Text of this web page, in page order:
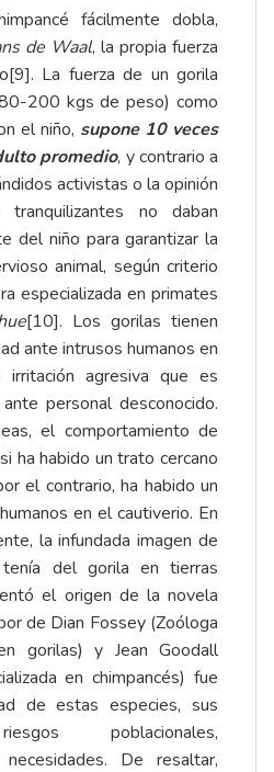
fácilmente dobla,
de Waal, la propia fuerza
[9]. La fuerza de un gorila
200 kgs de peso) como
el niño, supone 10 veces
promedio, y contrario a
activistas o la opinión
no daban
del niño para garantizar la
animal, según criterio
especializada en primates
[10]. Los gorilas tienen
ante intrusos humanos en
agresiva que es
personal desconocido.
el comportamiento de
ha habido un trato cercano
el contrario, ha habido un
en el cautiverio. En
la infundada imagen de
del gorila en tierras
el origen de la novela
de Dian Fossey (Zoóloga
gorilas) y Jean Goodall
en chimpancés) fue
de estas especies, sus
poblacionales,
De resaltar,